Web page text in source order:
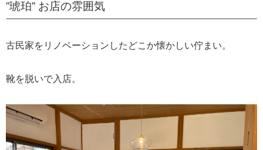
”琥珀” お店の雰囲気
古民家をリノベーションしたどこか懐かしい佇まい。
靴を脱いで入店。